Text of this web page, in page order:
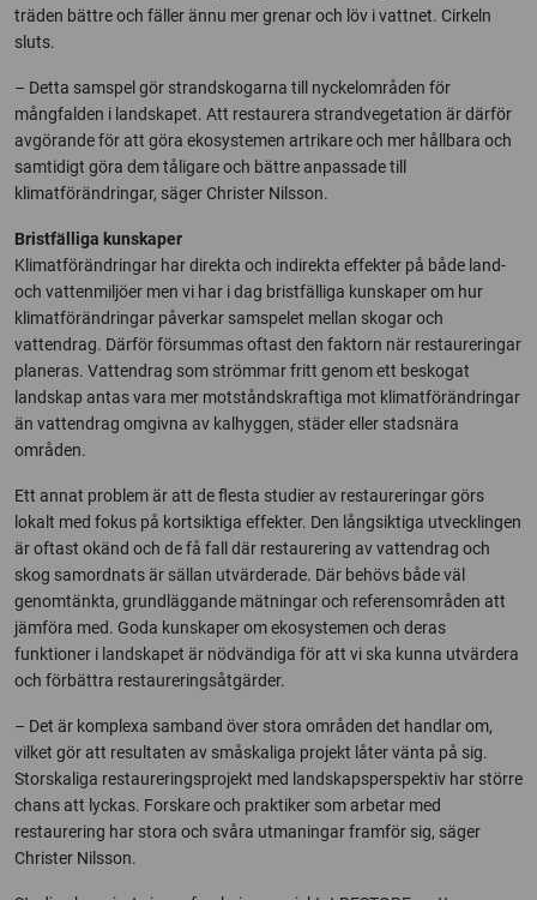
träden bättre och fäller ännu mer grenar och löv i vattnet. Cirkeln
sluts.
– Detta samspel gör strandskogarna till nyckelområden för
mångfalden i landskapet. Att restaurera strandvegetation är därför
avgörande för att göra ekosystemen artrikare och mer hållbara och
samtidigt göra dem tåligare och bättre anpassade till
klimatförändringar, säger Christer Nilsson.
Bristfälliga kunskaper
Klimatförändringar har direkta och indirekta effekter på både land-
och vattenmiljöer men vi har i dag bristfälliga kunskaper om hur
klimatförändringar påverkar samspelet mellan skogar och
vattendrag. Därför försummas oftast den faktorn när restaureringar
planeras. Vattendrag som strömmar fritt genom ett beskogat
landskap antas vara mer motståndskraftiga mot klimatförändringar
än vattendrag omgivna av kalhyggen, städer eller stadsnära
områden.
Ett annat problem är att de flesta studier av restaureringar görs
lokalt med fokus på kortsiktiga effekter. Den långsiktiga utvecklingen
är oftast okänd och de få fall där restaurering av vattendrag och
skog samordnats är sällan utvärderade. Där behövs både väl
genomtänkta, grundläggande mätningar och referensområden att
jämföra med. Goda kunskaper om ekosystemen och deras
funktioner i landskapet är nödvändiga för att vi ska kunna utvärdera
och förbättra restaureringsåtgärder.
– Det är komplexa samband över stora områden det handlar om,
vilket gör att resultaten av småskaliga projekt låter vänta på sig.
Storskaliga restaureringsprojekt med landskapsperspektiv har större
chans att lyckas. Forskare och praktiker som arbetar med
restaurering har stora och svåra utmaningar framför sig, säger
Christer Nilsson.